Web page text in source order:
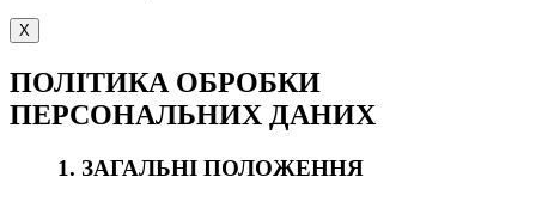
X
ПОЛІТИКА ОБРОБКИ
ПЕРСОНАЛЬНИХ ДАНИХ
1. ЗАГАЛЬНІ ПОЛОЖЕННЯ